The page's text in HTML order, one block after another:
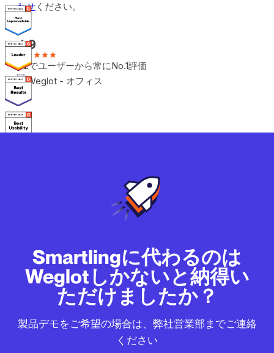
わせ ください。
4.9
★★★★★
G2でユーザーから常にNo.1評価
Smartlingに代わるのは
Weglotしかないと納得い
ただけましたか？
製品デモをご希望の場合は、弊社営業部までご連絡
ください